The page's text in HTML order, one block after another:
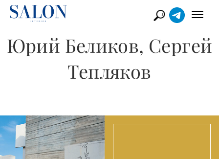
Юрий Беликов, Сергей
Тепляков